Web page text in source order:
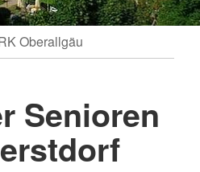
Oberallgäu
Senioren